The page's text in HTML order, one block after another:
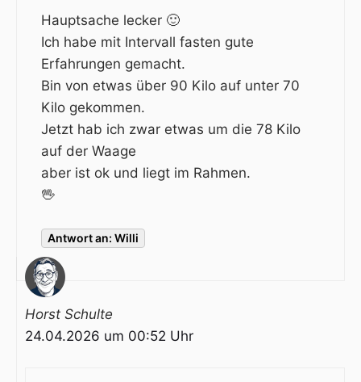
Hauptsache lecker 🙂
Ich habe mit Intervall fasten gute
Erfahrungen gemacht.
Bin von etwas über 90 Kilo auf unter 70
Kilo gekommen.
Jetzt hab ich zwar etwas um die 78 Kilo
auf der Waage
aber ist ok und liegt im Rahmen.
🖖
Antwort an: Willi
Horst Schulte
24.04.2026 um 00:52 Uhr